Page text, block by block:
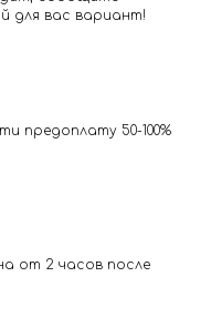
для вас вариант!
предоплату 50-100%
от 2 часов после